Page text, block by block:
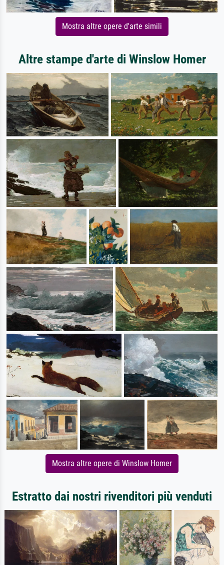
Mostra altre opere d'arte simili
Altre stampe d'arte di Winslow Homer
Mostra altre opere di Winslow Homer
Estratto dai nostri rivenditori più venduti